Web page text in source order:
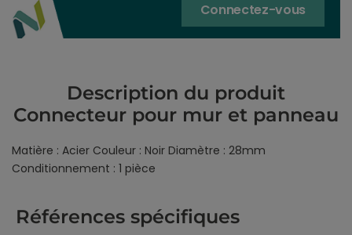
Connectez-vous
Description du produit
Connecteur pour mur et panneau
Matière : Acier Couleur : Noir Diamètre : 28mm
Conditionnement : 1 pièce
Références spécifiques